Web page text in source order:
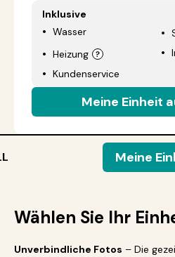
Inklusive
Wasser
Heizung
Kundenservice
Meine Einheit
Meine
Wählen Sie Ihr
Unverbindliche Fotos – Die